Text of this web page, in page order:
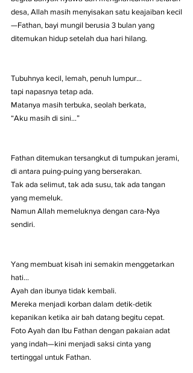
desa, Allah masih menyisakan satu keajaiban kecil
—Fathan, bayi mungil berusia 3 bulan yang
ditemukan hidup setelah dua hari hilang.
Tubuhnya kecil, lemah, penuh lumpur…
tapi napasnya tetap ada.
Matanya masih terbuka, seolah berkata,
“Aku masih di sini…”
Fathan ditemukan tersangkut di tumpukan jerami,
di antara puing-puing yang berserakan.
Tak ada selimut, tak ada susu, tak ada tangan
yang memeluk.
Namun Allah memeluknya dengan cara-Nya
sendiri.
Yang membuat kisah ini semakin menggetarkan
hati…
Ayah dan ibunya tidak kembali.
Mereka menjadi korban dalam detik-detik
kepanikan ketika air bah datang begitu cepat.
Foto Ayah dan Ibu Fathan dengan pakaian adat
yang indah—kini menjadi saksi cinta yang
tertinggal untuk Fathan.